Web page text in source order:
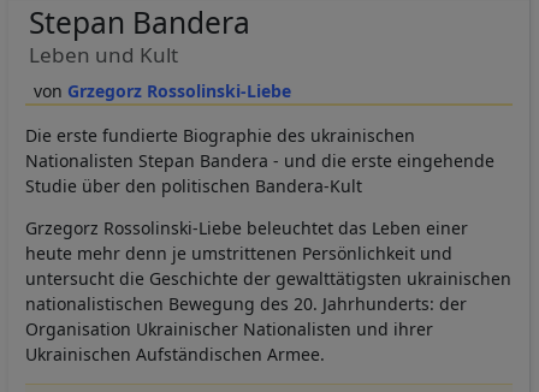
Grzegorz Rossolinski-Liebe
Stepan Bandera
Leben und Kult
Die erste fundierte Biographie des ukrainischen
Nationalisten Stepan Bandera - und die erste eingehende
Studie über den politischen Bandera-Kult
Grzegorz Rossolinski-Liebe beleuchtet das Leben einer
heute mehr denn je umstrittenen Persönlichkeit und
untersucht die Geschichte der gewalttätigsten ukrainischen
nationalistischen Bewegung des 20. Jahrhunderts: der
Organisation Ukrainischer Nationalisten und ihrer
Ukrainischen Aufständischen Armee.